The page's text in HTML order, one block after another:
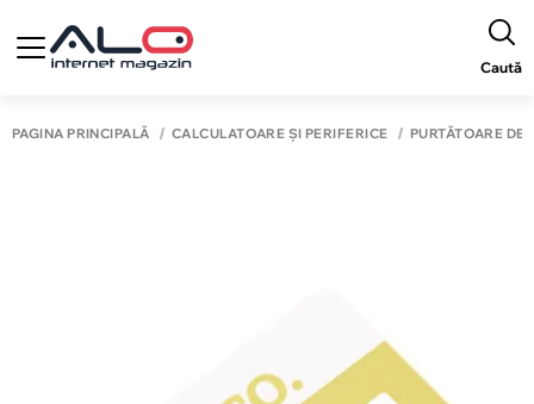
Caută
PAGINA PRINCIPALĂ CALCULATOARE ȘI PERIFERICE PURTĂTOARE DE